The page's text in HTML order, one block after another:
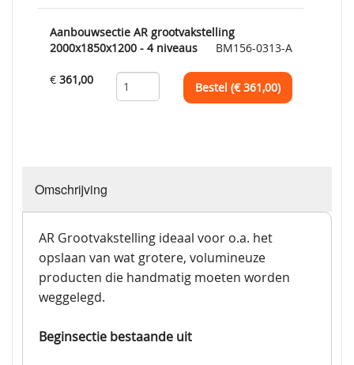
Aanbouwsectie AR grootvakstelling
2000x1850x1200 - 4 niveaus
BM156-0313-A
€ 361,00
Bestel (€361,00)
Omschrijving
AR Grootvakstelling ideaal voor o.a. het
opslaan van wat grotere, volumineuze
producten die handmatig moeten worden
weggelegd.
Beginsectie bestaande uit